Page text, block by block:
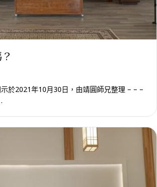
於2021年10月30日，由靖圓師兄整理 – – –